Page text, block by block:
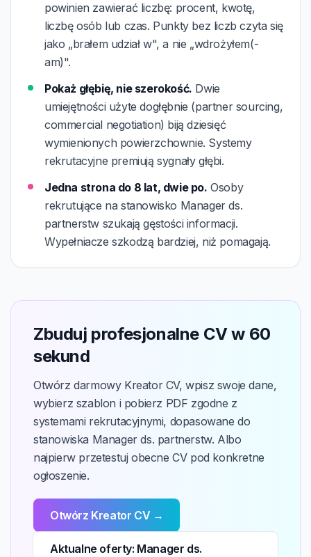
powinien zawierać liczbę: procent, kwotę,
liczbę osób lub czas. Punkty bez liczb czyta się
jako „brałem udział w", a nie „wdrożyłem(-
am)".
Pokaż głębię, nie szerokość. Dwie
umiejętności użyte dogłębnie (partner sourcing,
commercial negotiation) biją dziesięć
wymienionych powierzchownie. Systemy
rekrutacyjne premiują sygnały głębi.
Jedna strona do 8 lat, dwie po. Osoby
rekrutujące na stanowisko Manager ds.
partnerstw szukają gęstości informacji.
Wypełniacze szkodzą bardziej, niż pomagają.
Zbuduj profesjonalne CV w 60
sekund
Otwórz darmowy Kreator CV, wpisz swoje dane,
wybierz szablon i pobierz PDF zgodne z
systemami rekrutacyjnymi, dopasowane do
stanowiska Manager ds. partnerstw. Albo
najpierw przetestuj obecne CV pod konkretne
ogłoszenie.
Otwórz Kreator CV →
Aktualne oferty: Manager ds.